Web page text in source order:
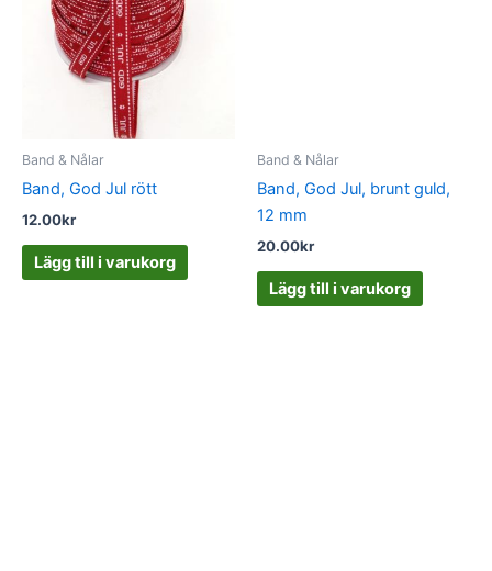
Band & Nålar
Band, God Jul rött
12.00kr
Lägg till i varukorg
Band & Nålar
Band, God Jul, brunt guld,
12 mm
20.00kr
Lägg till i varukorg